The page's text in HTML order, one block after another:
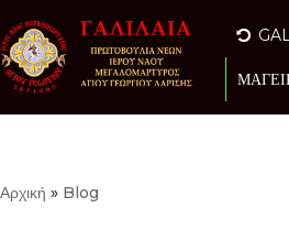
Μεταπηδήστε
στο
περιεχόμενο
Αρχική » Blog